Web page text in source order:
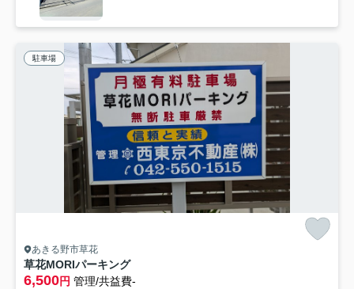
駐車場
あきる野市草花
草花MORIパーキング
6,500円 管理/共益費-